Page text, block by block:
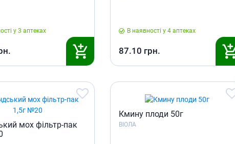
захворювань органів
почуттів
Препарати для очей
Краплі у вухо
у 3 аптеках В наявності у 4 аптеках
87.10 грн.
мох фільтр-пак
Кмину плоди 50г
ВІОЛА